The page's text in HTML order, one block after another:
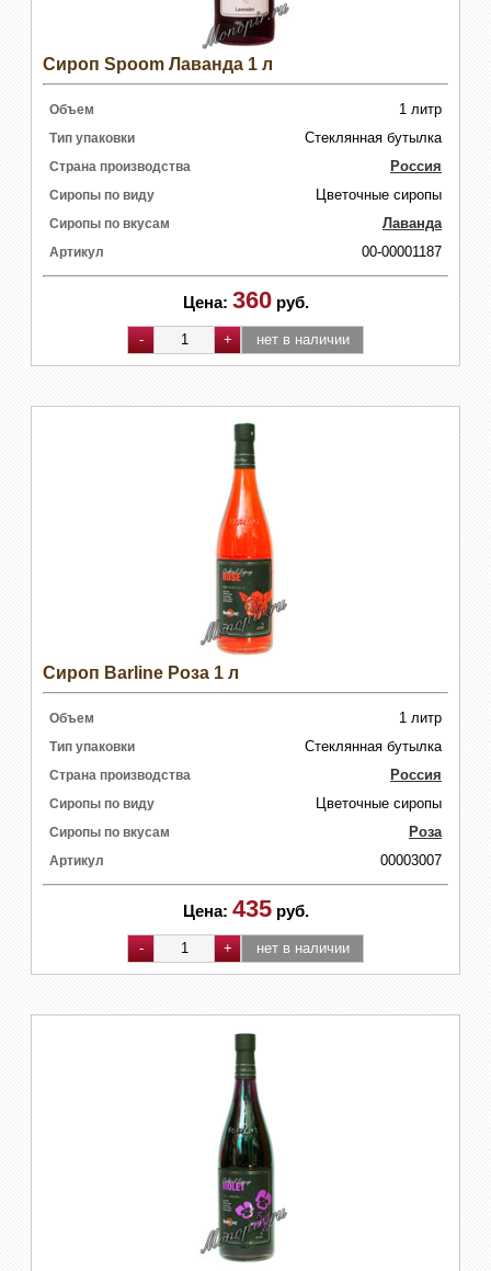
Сироп Spoom Лаванда 1 л
Объем 1 литр
Тип упаковки Стеклянная бутылка
Страна производства Россия
Сиропы по виду Цветочные сиропы
Сиропы по вкусам Лаванда
Артикул 00-00001187
Цена: 360 руб.
Сироп Barline Роза 1 л
Объем 1 литр
Тип упаковки Стеклянная бутылка
Страна производства Россия
Сиропы по виду Цветочные сиропы
Сиропы по вкусам Роза
Артикул 00003007
Цена: 435 руб.